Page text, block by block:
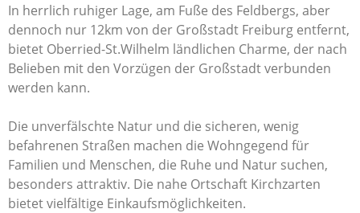
In herrlich ruhiger Lage, am Fuße des Feldbergs, aber
dennoch nur 12km von der Großstadt Freiburg entfernt,
bietet Oberried-St.Wilhelm ländlichen Charme, der nach
Belieben mit den Vorzügen der Großstadt verbunden
werden kann.
Die unverfälschte Natur und die sicheren, wenig
befahrenen Straßen machen die Wohngegend für
Familien und Menschen, die Ruhe und Natur suchen,
besonders attraktiv. Die nahe Ortschaft Kirchzarten
bietet vielfältige Einkaufsmöglichkeiten.